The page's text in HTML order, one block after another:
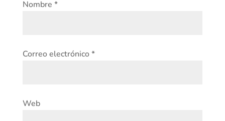
Nombre *
Correo electrónico*
Web